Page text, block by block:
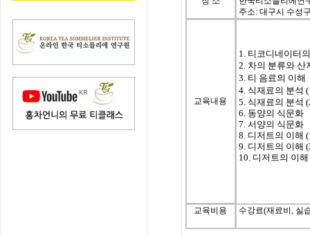
주소: 대구시 수성
교육내용
1. 티코디네이터
2. 차의 분류와 산
3. 티 음료의 이해
4. 식재료의 분석
5. 식재료의 분석
6. 동양의 식문화
7. 서양의 식문화
8. 디저트의 이해
9. 디저트의 이해
10. 디저트의 이
교육비용 수강료(재료비, 실